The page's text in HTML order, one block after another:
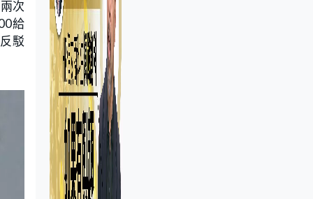
次
給
駁